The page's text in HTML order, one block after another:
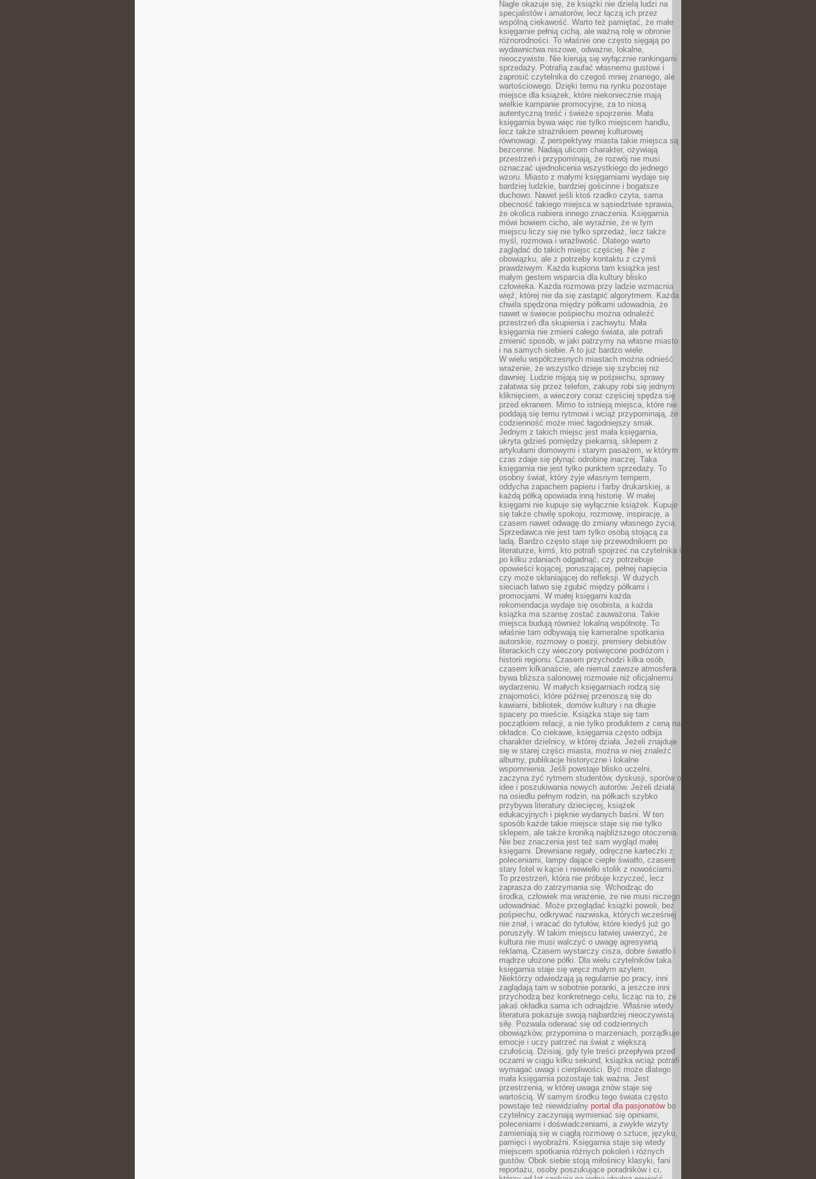
Nagle okazuje się, że książki nie dzielą ludzi na
specjalistów i amatorów, lecz łączą ich przez
wspólną ciekawość. Warto też pamiętać, że małe
księgarnie pełnią cichą, ale ważną rolę w obronie
różnorodności. To właśnie one często sięgają po
wydawnictwa niszowe, odważne, lokalne,
nieoczywiste. Nie kierują się wyłącznie rankingami
sprzedaży. Potrafią zaufać własnemu gustowi i
zaprosić czytelnika do czegoś mniej znanego, ale
wartościowego. Dzięki temu na rynku pozostaje
miejsce dla książek, które niekoniecznie mają
wielkie kampanie promocyjne, za to niosą
autentyczną treść i świeże spojrzenie. Mała
księgarnia bywa więc nie tylko miejscem handlu,
lecz także strażnikiem pewnej kulturowej
równowagi. Z perspektywy miasta takie miejsca są
bezcenne. Nadają ulicom charakter, ożywiają
przestrzeń i przypominają, że rozwój nie musi
oznaczać ujednolicenia wszystkiego do jednego
wzoru. Miasto z małymi księgarniami wydaje się
bardziej ludzkie, bardziej gościnne i bogatsze
duchowo. Nawet jeśli ktoś rzadko czyta, sama
obecność takiego miejsca w sąsiedztwie sprawia,
że okolica nabiera innego znaczenia. Księgarnia
mówi bowiem cicho, ale wyraźnie, że w tym
miejscu liczy się nie tylko sprzedaż, lecz także
myśl, rozmowa i wrażliwość. Dlatego warto
zaglądać do takich miejsc częściej. Nie z
obowiązku, ale z potrzeby kontaktu z czymś
prawdziwym. Każda kupiona tam książka jest
małym gestem wsparcia dla kultury blisko
człowieka. Każda rozmowa przy ladzie wzmacnia
więź, której nie da się zastąpić algorytmem. Każda
chwila spędzona między półkami udowadnia, że
nawet w świecie pośpiechu można odnaleźć
przestrzeń dla skupienia i zachwytu. Mała
księgarnia nie zmieni całego świata, ale potrafi
zmienić sposób, w jaki patrzymy na własne miasto
i na samych siebie. A to już bardzo wiele.
W wielu współczesnych miastach można odnieść
wrażenie, że wszystko dzieje się szybciej niż
dawniej. Ludzie mijają się w pośpiechu, sprawy
załatwia się przez telefon, zakupy robi się jednym
kliknięciem, a wieczory coraz częściej spędza się
przed ekranem. Mimo to istnieją miejsca, które nie
poddają się temu rytmowi i wciąż przypominają, że
codzienność może mieć łagodniejszy smak.
Jednym z takich miejsc jest mała księgarnia,
ukryta gdzieś pomiędzy piekarnią, sklepem z
artykułami domowymi i starym pasażem, w którym
czas zdaje się płynąć odrobinę inaczej. Taka
księgarnia nie jest tylko punktem sprzedaży. To
osobny świat, który żyje własnym tempem,
oddycha zapachem papieru i farby drukarskiej, a
każdą półką opowiada inną historię. W małej
księgarni nie kupuje się wyłącznie książek. Kupuje
się także chwilę spokoju, rozmowę, inspirację, a
czasem nawet odwagę do zmiany własnego życia.
Sprzedawca nie jest tam tylko osobą stojącą za
ladą. Bardzo często staje się przewodnikiem po
literaturze, kimś, kto potrafi spojrzeć na czytelnika i
po kilku zdaniach odgadnąć, czy potrzebuje
opowieści kojącej, poruszającej, pełnej napięcia
czy może skłaniającej do refleksji. W dużych
sieciach łatwo się zgubić między półkami i
promocjami. W małej księgarni każda
rekomendacja wydaje się osobista, a każda
książka ma szansę zostać zauważona. Takie
miejsca budują również lokalną wspólnotę. To
właśnie tam odbywają się kameralne spotkania
autorskie, rozmowy o poezji, premiery debiutów
literackich czy wieczory poświęcone podróżom i
historii regionu. Czasem przychodzi kilka osób,
czasem kilkanaście, ale niemal zawsze atmosfera
bywa bliższa salonowej rozmowie niż oficjalnemu
wydarzeniu. W małych księgarniach rodzą się
znajomości, które później przenoszą się do
kawiarni, bibliotek, domów kultury i na długie
spacery po mieście. Książka staje się tam
początkiem relacji, a nie tylko produktem z ceną na
okładce. Co ciekawe, księgarnia często odbija
charakter dzielnicy, w której działa. Jeżeli znajduje
się w starej części miasta, można w niej znaleźć
albumy, publikacje historyczne i lokalne
wspomnienia. Jeśli powstaje blisko uczelni,
zaczyna żyć rytmem studentów, dyskusji, sporów o
idee i poszukiwania nowych autorów. Jeżeli działa
na osiedlu pełnym rodzin, na półkach szybko
przybywa literatury dziecięcej, książek
edukacyjnych i pięknie wydanych baśni. W ten
sposób każde takie miejsce staje się nie tylko
sklepem, ale także kroniką najbliższego otoczenia.
Nie bez znaczenia jest też sam wygląd małej
księgarni. Drewniane regały, odręczne karteczki z
poleceniami, lampy dające ciepłe światło, czasem
stary fotel w kącie i niewielki stolik z nowościami.
To przestrzeń, która nie próbuje krzyczeć, lecz
zaprasza do zatrzymania się. Wchodząc do
środka, człowiek ma wrażenie, że nie musi niczego
udowadniać. Może przeglądać książki powoli, bez
pośpiechu, odkrywać nazwiska, których wcześniej
nie znał, i wracać do tytułów, które kiedyś już go
poruszyły. W takim miejscu łatwiej uwierzyć, że
kultura nie musi walczyć o uwagę agresywną
reklamą. Czasem wystarczy cisza, dobre światło i
mądrze ułożone półki. Dla wielu czytelników taka
księgarnia staje się wręcz małym azylem.
Niektórzy odwiedzają ją regularnie po pracy, inni
zaglądają tam w sobotnie poranki, a jeszcze inni
przychodzą bez konkretnego celu, licząc na to, że
jakaś okładka sama ich odnajdzie. Właśnie wtedy
literatura pokazuje swoją najbardziej nieoczywistą
siłę. Pozwala oderwać się od codziennych
obowiązków, przypomina o marzeniach, porządkuje
emocje i uczy patrzeć na świat z większą
czułością. Dzisiaj, gdy tyle treści przepływa przed
oczami w ciągu kilku sekund, książka wciąż potrafi
wymagać uwagi i cierpliwości. Być może dlatego
mała księgarnia pozostaje tak ważna. Jest
przestrzenią, w której uwaga znów staje się
wartością. W samym środku tego świata często
powstaje też niewidzialny portal dla pasjonatówbo
czytelnicy zaczynają wymieniać się opiniami,
poleceniami i doświadczeniami, a zwykłe wizyty
zamieniają się w ciągłą rozmowę o sztuce, języku,
pamięci i wyobraźni. Księgarnia staje się wtedy
miejscem spotkania różnych pokoleń i różnych
gustów. Obok siebie stoją miłośnicy klasyki, fani
reportażu, osoby poszukujące poradników i ci,